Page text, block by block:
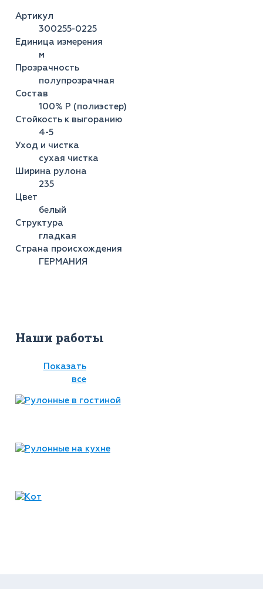
Артикул
300255-0225
Единица измерения
м
Прозрачность
полупрозрачная
Состав
100% Р (полиэстер)
Стойкость к выгоранию
4-5
Уход и чистка
сухая чистка
Ширина рулона
235
Цвет
белый
Структура
гладкая
Страна происхождения
ГЕРМАНИЯ
Наши работы
Показать
все